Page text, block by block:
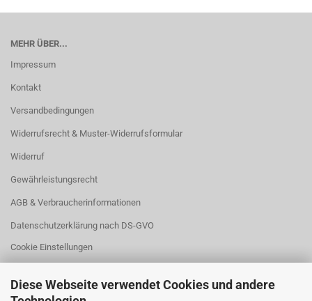
Diese Webseite verwendet Cookies und andere
MEHR ÜBER...
Impressum
Kontakt
Versandbedingungen
Widerrufsrecht & Muster-Widerrufsformular
Widerruf
Gewährleistungsrecht
AGB & Verbraucherinformationen
Datenschutzerklärung nach DS-GVO
Cookie Einstellungen